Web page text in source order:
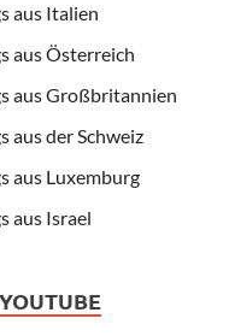
aus Italien
aus Österreich
aus Großbritannien
aus der Schweiz
aus Luxemburg
aus Israel